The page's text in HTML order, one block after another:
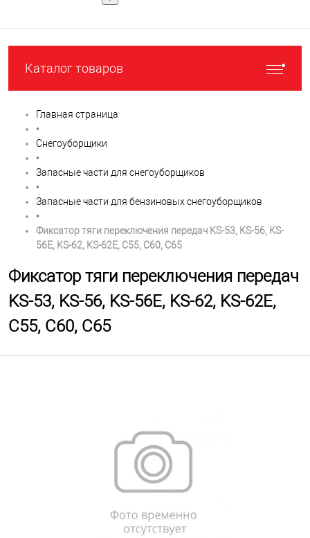
Каталог товаров
Главная страница
•
Снегоуборщики
•
Запасные части для снегоуборщиков
•
Запасные части для бензиновых снегоуборщиков
•
Фиксатор тяги переключения передач KS-53, KS-56, KS-
56E, KS-62, KS-62E, C55, С60, C65
Фиксатор тяги переключения передач
KS-53, KS-56, KS-56E, KS-62, KS-62E,
C55, С60, C65